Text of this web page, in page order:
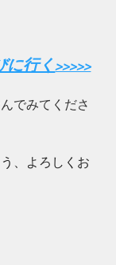
に行く >>>>>
でみてくださ
、よろしくお